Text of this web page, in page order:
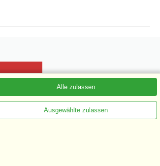
Alle zulassen
Ausgewählte zulassen